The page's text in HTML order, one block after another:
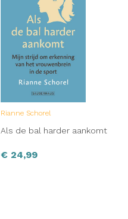
Rianne Schorel
Als de bal harder aankomt
€ 24,99